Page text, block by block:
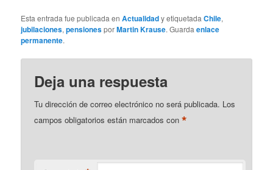
Esta entrada fue publicada enActualidady etiquetadaChile,
jubilaciones,pensionesporMartin Krause. Guardaenlace
permanente.
Deja una respuesta
Tu dirección de correo electrónico no será publicada. Los
campos obligatorios están marcados con*